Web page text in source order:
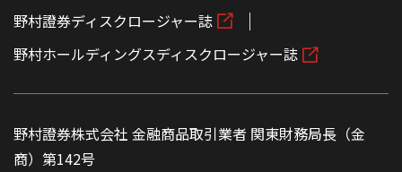
野村證券ディスクロージャー誌
野村ホールディングスディスクロージャー誌
野村證券株式会社 金融商品取引業者 関東財務局長（金
商）第142号